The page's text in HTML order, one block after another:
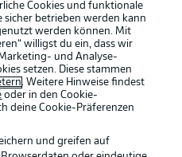
Cookies und funktionale
sicher betrieben werden kann
werden können. Mit
willigst du ein, dass wir
und Analyse-
setzen. Diese stammen
. Weitere Hinweise findest
oder in den Cookie-
deine Cookie-Präferenzen
und greifen auf